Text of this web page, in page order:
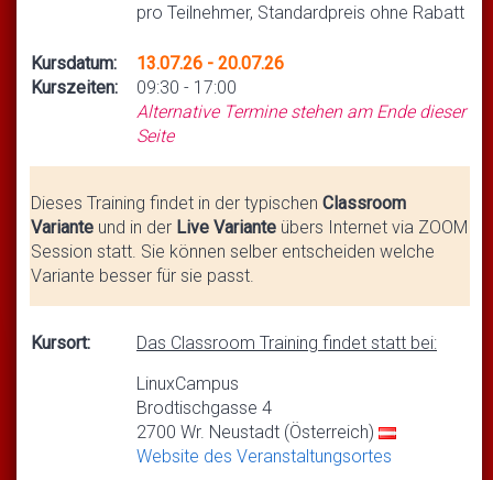
pro Teilnehmer, Standardpreis ohne Rabatt
Kursdatum:
Kurszeiten:
13.07.26 - 20.07.26
09:30 - 17:00
Alternative Termine stehen am Ende dieser
Seite
Dieses Training findet in der typischen Classroom
Variante und in der Live Variante übers Internet via ZOOM
Session statt. Sie können selber entscheiden welche
Variante besser für sie passt.
Kursort:
Das Classroom Training findet statt bei:
LinuxCampus
Brodtischgasse 4
2700 Wr. Neustadt (Österreich)
Website des Veranstaltungsortes